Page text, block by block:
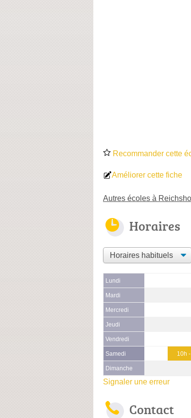
Recommander cette
Améliorer cette fiche
Autres écoles à
Horaires
Lundi
Mardi
Mercredi
Jeudi
Vendredi
Samedi 10h
Dimanche
Signaler une erreur
Contact